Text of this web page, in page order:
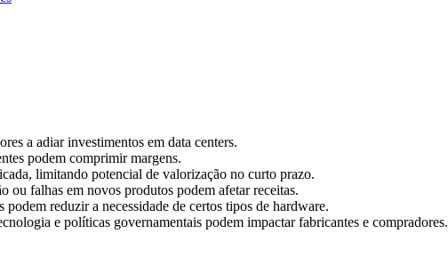
a adiar investimentos em data centers.
podem comprimir margens.
limitando potencial de valorização no curto prazo.
ou falhas em novos produtos podem afetar receitas.
reduzir a necessidade de certos tipos de hardware.
e políticas governamentais podem impactar fabricantes e compradores.